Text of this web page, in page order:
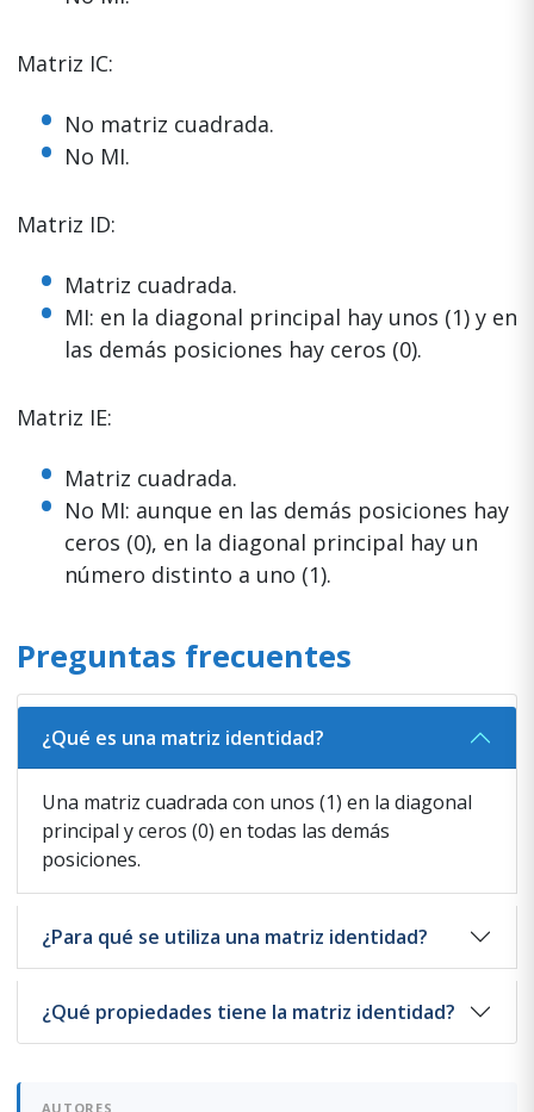
Matriz IC:
No matriz cuadrada.
No MI.
Matriz ID:
Matriz cuadrada.
MI: en la diagonal principal hay unos (1) y en
las demás posiciones hay ceros (0).
Matriz IE:
Matriz cuadrada.
No MI: aunque en las demás posiciones hay
ceros (0), en la diagonal principal hay un
número distinto a uno (1).
Preguntas frecuentes
¿Qué es una matriz identidad?
Una matriz cuadrada con unos (1) en la diagonal
principal y ceros (0) en todas las demás
posiciones.
¿Para qué se utiliza una matriz identidad?
¿Qué propiedades tiene la matriz identidad?
AUTORES